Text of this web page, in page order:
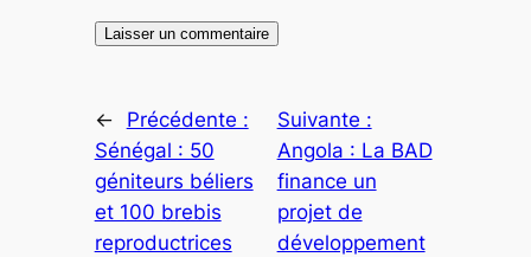
←
Précédente :
Sénégal : 50
géniteurs béliers
et 100 brebis
reproductrices
Suivante :
Angola : La BAD
finance un
projet de
développement